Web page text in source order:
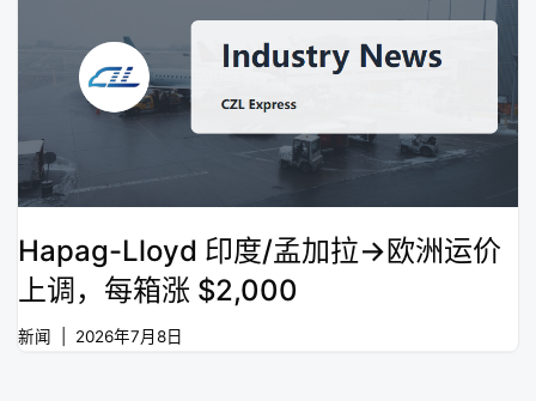
Hapag-Lloyd 印度/孟加拉→欧洲运价
上调，每箱涨 $2,000
新闻 2026年7月8日